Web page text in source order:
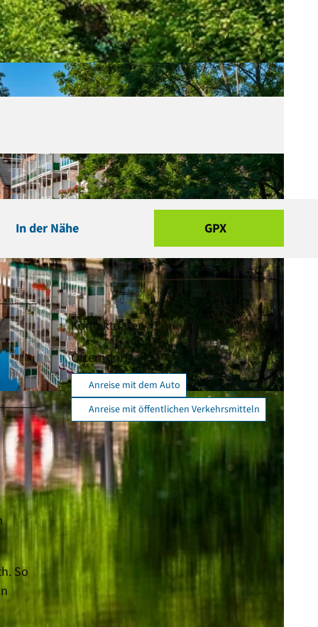
In der Nähe GPX
So
Kontaktdaten
Otterndorf
Anreise mit dem Auto
Anreise mit öffentlichen Verkehrsmitteln